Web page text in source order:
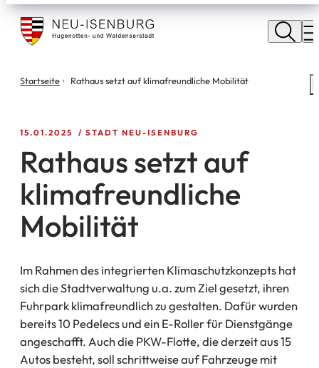
Stadt
Neu
Isenburg
SieStartseite Rathaus setzt auf klimafreundliche Mobilität
15.01.2025 STADT NEU-ISENBURG
Rathaus setzt auf
klimafreundliche
Mobilität
Im Rahmen des integrierten Klimaschutzkonzepts hat
sich die Stadtverwaltung u.a. zum Ziel gesetzt, ihren
Fuhrpark klimafreundlich zu gestalten. Dafür wurden
bereits 10 Pedelecs und ein E-Roller für Dienstgänge
angeschafft. Auch die PKW-Flotte, die derzeit aus 15
Autos besteht, soll schrittweise auf Fahrzeuge mit